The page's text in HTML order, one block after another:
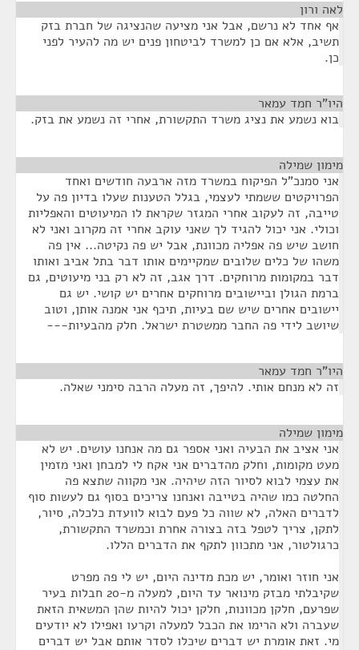
לאה ורון
אף אחד לא נרשם, אבל אני מציעה שהנציגה של חברת בזק
תשיב, אלא אם כן למשרד לביטחון פנים יש מה להעיר לפני
כן.
היו"ר חמד עמאר
בוא נשמע את נציג משרד התקשורת, אחרי זה נשמע את בזק.
מימון שמילה
אני סמנכ"ל הפיקוח במשרד מזה ארבעה חודשים ואחד
הפרויקטים ששמתי לעצמי, בגלל הטענות שעלו בדיון פה על
טייבה, זה לעקוב אחרי המגזר שקראת לו המיעוטים והאפליות
וכולי. אני יכול להגיד לך שאני עוקב אחרי זה מקרוב ואני לא
חושב שיש פה אפליה מכוונת, אבל יש פה נקיטה... אין פה
משהו של כלים שלובים שמקיימים אותו דבר בתל אביב ואותו
דבר במקומות מרוחקים. דרך אגב, זה לא רק בני מיעוטים, גם
ברמת הגולן וביישובים מרוחקים אחרים יש קושי. יש גם
יישובים אחרים שיש שם בעיות, תיכף אני אמנה אותן, וטוב
שיושב לידי פה החבר ממשטרת ישראל. חלק מהבעיות---
היו"ר חמד עמאר
זה לא מנחם אותי. להיפך, זה מעלה הרבה סימני שאלה.
מימון שמילה
אני אציב את הבעיה ואני אספר גם מה אנחנו עושים. יש לא
מעט מקומות, וחלק מהדברים אני אקח לי למבחן ואני מזמין
את עצמי לבוא לסיור הזה שיהיה. אני מקווה שתצא פה
החלטה כמו שהיה בטייבה ואנחנו צריכים בסוף גם לעשות סוף
לדברים האלה, לא שווה כל פעם לבוא לוועדת כלכלה, סיור,
לתקן, צריך לטפל בזה בצורה אחרת וכמשרד התקשורת,
כרגולטור, אני מתכוון לתקף את הדברים הללו.
אני חוזר ואומר, יש מכת מדינה היום, יש לי פה מפרט
שקיבלתי מבזק מינואר עד היום, למעלה מ-20 חבלות בעיר
שפרעם, חלקן מכוונות, חלקן יכול להיות שהן המשאית הזאת
שעברה ולא הרימו את הכבל למעלה וקרעו ואפילו לא יודעים
מי. זאת אומרת יש דברים שיכלו לסדר אותם אבל יש דברים